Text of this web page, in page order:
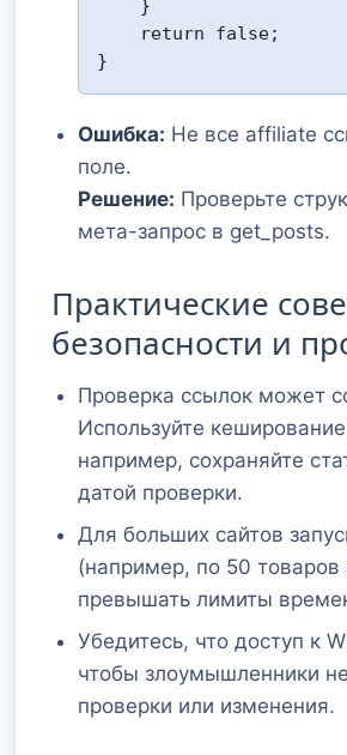
}
Ошибка: Не все affiliate
поле.
Решение: Проверьте
мета-запрос в get_posts.
Практические
безопасности и
Проверка ссылок может
Используйте
например, сохраняйте
датой проверки.
Для больших сайтов
(например, по 50 товаров
превышать лимиты
Убедитесь, что доступ к
чтобы злоумышленники
проверки или изменения.